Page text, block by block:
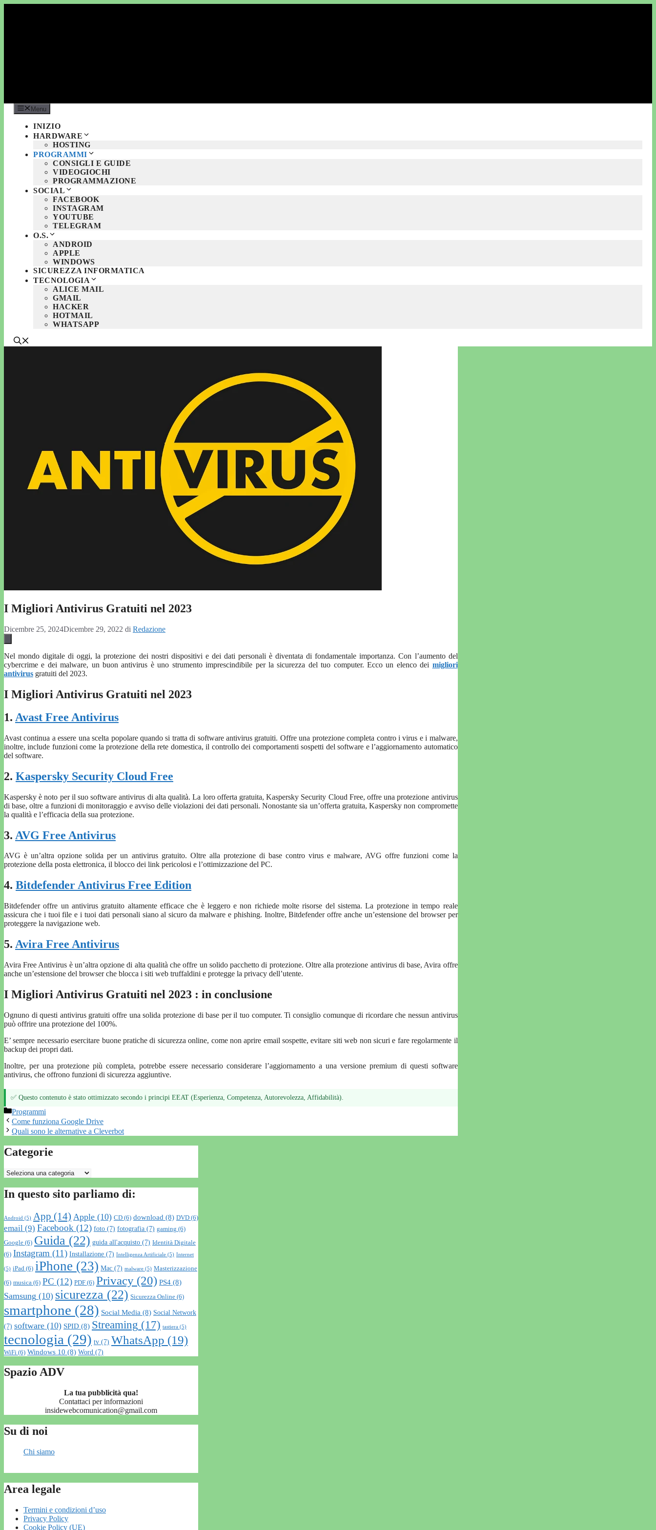
Menu
INIZIO
HARDWARE
HOSTING
PROGRAMMI
CONSIGLI E GUIDE
VIDEOGIOCHI
PROGRAMMAZIONE
SOCIAL
FACEBOOK
INSTAGRAM
YOUTUBE
TELEGRAM
O.S.
ANDROID
APPLE
WINDOWS
SICUREZZA INFORMATICA
TECNOLOGIA
ALICE MAIL
GMAIL
HACKER
HOTMAIL
WHATSAPP
I Migliori Antivirus Gratuiti nel 2023
Dicembre 25, 2024Dicembre 29, 2022 di Redazione
Nel mondo digitale di oggi, la protezione dei nostri dispositivi e dei dati personali è diventata di fondamentale importanza. Con l’aumento del
cybercrime e dei malware, un buon antivirus è uno strumento imprescindibile per la sicurezza del tuo computer. Ecco un elenco dei migliori
antivirus gratuiti del 2023.
I Migliori Antivirus Gratuiti nel 2023
1. Avast Free Antivirus
Avast continua a essere una scelta popolare quando si tratta di software antivirus gratuiti. Offre una protezione completa contro i virus e i malware,
inoltre, include funzioni come la protezione della rete domestica, il controllo dei comportamenti sospetti del software e l’aggiornamento automatico
del software.
2. Kaspersky Security Cloud Free
Kaspersky è noto per il suo software antivirus di alta qualità. La loro offerta gratuita, Kaspersky Security Cloud Free, offre una protezione antivirus
di base, oltre a funzioni di monitoraggio e avviso delle violazioni dei dati personali. Nonostante sia un’offerta gratuita, Kaspersky non compromette
la qualità e l’efficacia della sua protezione.
3. AVG Free Antivirus
AVG è un’altra opzione solida per un antivirus gratuito. Oltre alla protezione di base contro virus e malware, AVG offre funzioni come la
protezione della posta elettronica, il blocco dei link pericolosi e l’ottimizzazione del PC.
4. Bitdefender Antivirus Free Edition
Bitdefender offre un antivirus gratuito altamente efficace che è leggero e non richiede molte risorse del sistema. La protezione in tempo reale
assicura che i tuoi file e i tuoi dati personali siano al sicuro da malware e phishing. Inoltre, Bitdefender offre anche un’estensione del browser per
proteggere la navigazione web.
5. Avira Free Antivirus
Avira Free Antivirus è un’altra opzione di alta qualità che offre un solido pacchetto di protezione. Oltre alla protezione antivirus di base, Avira offre
anche un’estensione del browser che blocca i siti web truffaldini e protegge la privacy dell’utente.
I Migliori Antivirus Gratuiti nel 2023 : in conclusione
Ognuno di questi antivirus gratuiti offre una solida protezione di base per il tuo computer. Ti consiglio comunque di ricordare che nessun antivirus
può offrire una protezione del 100%.
E’ sempre necessario esercitare buone pratiche di sicurezza online, come non aprire email sospette, evitare siti web non sicuri e fare regolarmente il
backup dei propri dati.
Inoltre, per una protezione più completa, potrebbe essere necessario considerare l’aggiornamento a una versione premium di questi software
antivirus, che offrono funzioni di sicurezza aggiuntive.
✅ Questo contenuto è stato ottimizzato secondo i principi EEAT (Esperienza, Competenza, Autorevolezza, Affidabilità).
Categorie
Programmi
Come funziona Google Drive
Quali sono le alternative a Cleverbot
Categorie
Categorie
In questo sito parliamo di:
Android (5) App (14) Apple (10) CD (6) download (8) DVD (6)
email (9) Facebook (12) foto (7) fotografia (7) gaming (6)
Google (6) Guida (22) guida all'acquisto (7) Identità Digitale
(6) Instagram (11) Installazione (7) Intelligenza Artificiale (5) Internet
(5) iPad (6) iPhone (23) Mac (7) malware (5) Masterizzazione
(6) musica (6) PC (12) PDF (6) Privacy (20) PS4 (8)
Samsung (10) sicurezza (22) Sicurezza Online (6)
smartphone (28) Social Media (8) Social Network
(7) software (10) SPID (8) Streaming (17) tastiera (5)
tecnologia (29) tv (7) WhatsApp (19)
WiFi (6) Windows 10 (8) Word (7)
Spazio ADV
La tua pubblicità qua!
Contattaci per informazioni
insidewebcomunication@gmail.com
Su di noi
Chi siamo
Area legale
Termini e condizioni d’uso
Privacy Policy
Cookie Policy (UE)